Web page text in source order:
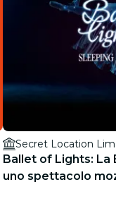
Secret Location
Ballet of Lights: La
uno spettacolo